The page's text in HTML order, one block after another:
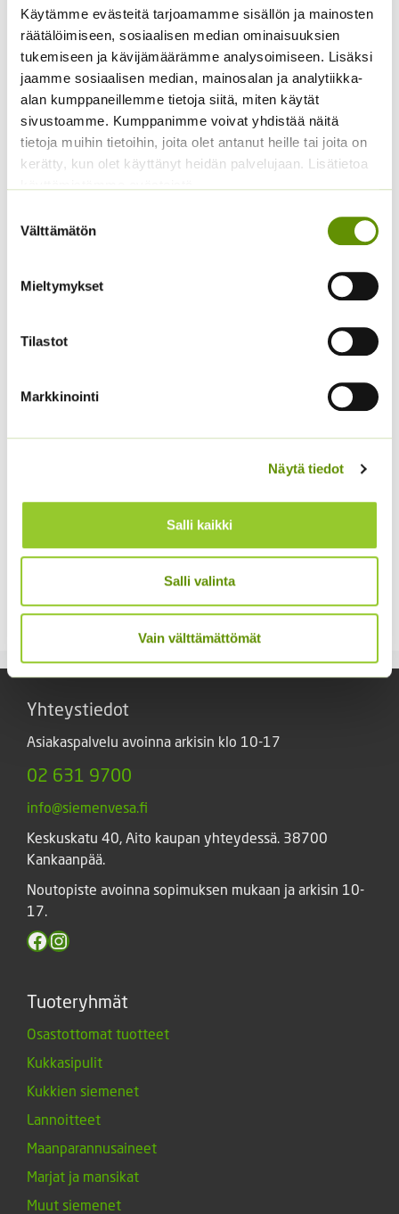
Käytämme evästeitä tarjoamamme sisällön ja mainosten
räätälöimiseen, sosiaalisen median ominaisuuksien
tukemiseen ja kävijämäärämme analysoimiseen. Lisäksi
jaamme sosiaalisen median, mainosalan ja analytiikka-
alan kumppaneillemme tietoja siitä, miten käytät
sivustoamme. Kumppanimme voivat yhdistää näitä
tietoja muihin tietoihin, joita olet antanut heille tai joita on
kerätty, kun olet käyttänyt heidän palvelujaan. Lisätietoa
valinta
Välttämätön
Mieltymykset
Tilastot
Markkinointi
Näytä tiedot
Salli kaikki
Salli valinta
Vain välttämättömät
Tours Native
4,50€ Sisältää arvonlisäveron Kiinanasteri Hulk (50 s)
4,00€ Sisältää arvonlisäveron
Sperli Dalli
Kiinanasteri Benary’s
Sisältää arvonlisäveron
5,00€ Sisältää arvonlisäveron
Pacino Gold
3,60€ Sisältää arvonlisäveron
Yhteystiedot
Asiakaspalvelu avoinna arkisin klo 10-17
02 631 9700
info@siemenvesa.fi
Keskuskatu 40, Aito kaupan yhteydessä. 38700
Kankaanpää.
Noutopiste avoinna sopimuksen mukaan ja arkisin 10-
17.
Facebook
Instagram
Tuoteryhmät
Osastottomat tuotteet
Kukkasipulit
Kukkien siemenet
Lannoitteet
Maanparannusaineet
Marjat ja mansikat
Muut siemenet